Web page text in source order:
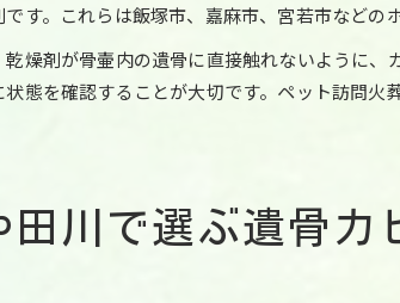
す。これらは飯塚市、嘉麻市、宮若市などの
燥剤が骨壷内の遺骨に直接触れないように
態を確認することが大切です。ペット訪問火
田川で選ぶ遺骨カ